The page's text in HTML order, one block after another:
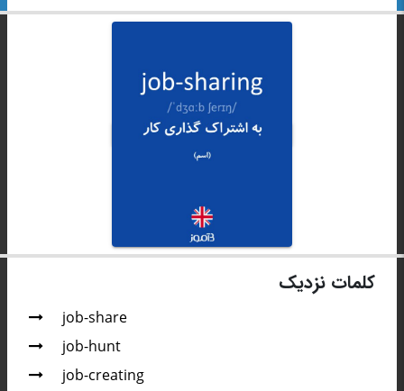
کلمات نزدیک
job-share
job-hunt
job-creating